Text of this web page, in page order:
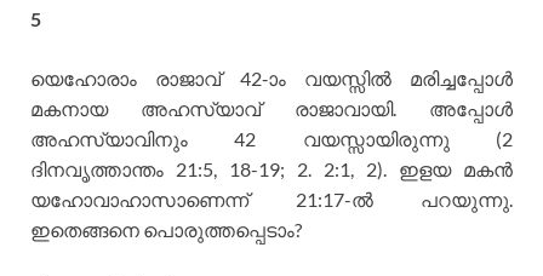
5
യെഹോരാം രാജാവ് 42-ാം വയസ്സില്‍ മരിച്ചപ്പോള്‍
മകനായ അഹസ്യാവ് രാജാവായി. അപ്പോള്‍
അഹസ്യാവിനും 42 വയസ്സായിരുന്നു (2
ദിനവൃത്താന്തം 21:5, 18-19; 2. 2:1, 2). ഇളയ മകന്‍
യഹോവാഹാസാണെന്ന് 21:17-ല്‍ പറയുന്നു.
ഇതെങ്ങനെ പൊരുത്തപ്പെടാം?